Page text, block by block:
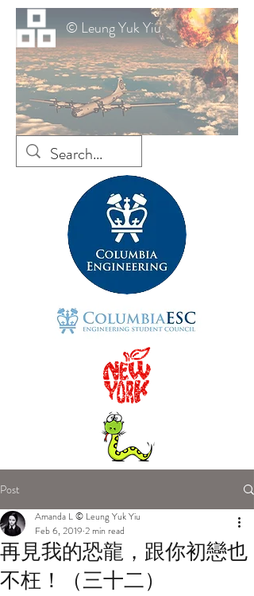
© Leung Yuk Yiu
Post
再見我的恐龍，跟你初戀也
不枉！（三十二）
Amanda L © Leung Yuk Yiu
Feb 6, 2019 2 min read